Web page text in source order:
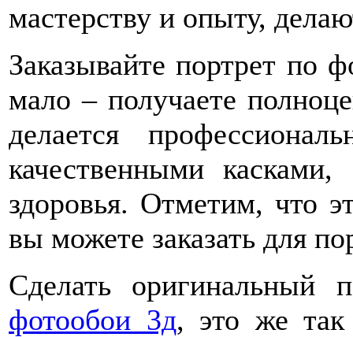
мастерству и опыту,
Заказывайте портрет по
мало – получаете
делается
качественными
здоровья. Отметим, что
вы можете заказать для
Сделать оригинальный
фотообои 3д, это же